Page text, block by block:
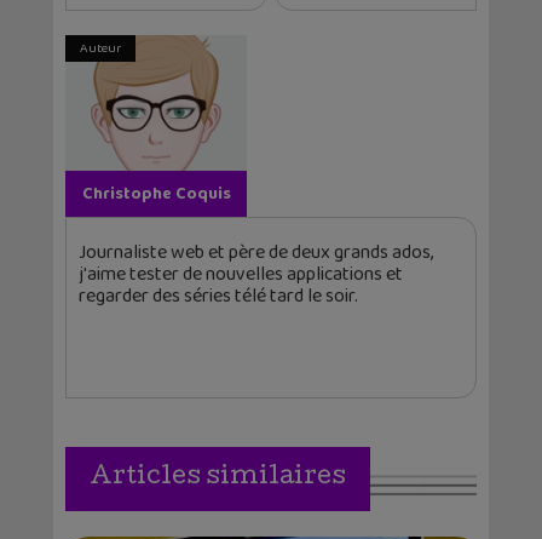
Auteur
Christophe Coquis
Journaliste web et père de deux grands ados,
j'aime tester de nouvelles applications et
regarder des séries télé tard le soir.
Articles similaires